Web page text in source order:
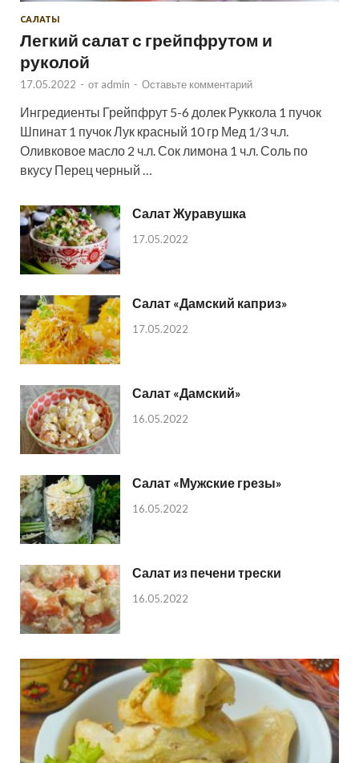
САЛАТЫ
Легкий салат с грейпфрутом и
руколой
17.05.2022 - от admin - Оставьте комментарий
Ингредиенты Грейпфрут 5-6 долек Руккола 1 пучок
Шпинат 1 пучок Лук красный 10 гр Мед 1/3 ч.л.
Оливковое масло 2 ч.л. Сок лимона 1 ч.л. Соль по
вкусу Перец черный …
Салат Журавушка
17.05.2022
Салат «Дамский каприз»
17.05.2022
Салат «Дамский»
16.05.2022
Салат «Мужские грезы»
16.05.2022
Салат из печени трески
16.05.2022